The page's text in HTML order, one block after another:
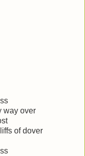
way over
of dover